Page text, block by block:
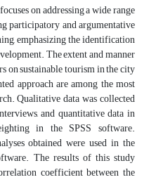
on addressing a wide range
participatory and argumentative
emphasizing the identification
The extent and manner
on sustainable tourism in the city
approach are among the most
Qualitative data was collected
and quantitative data in
in the SPSS software.
obtained were used in the
The results of this study
coefficient between the